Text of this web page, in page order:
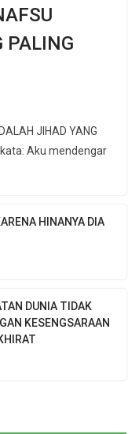
PALING
JIHAD YANG
Aku mendengar
HINANYA DIA
DUNIA TIDAK
KESENGSARAAN